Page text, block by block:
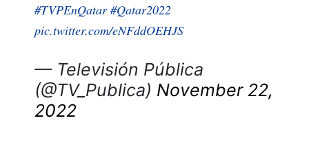
#TVPEnQatar #Qatar2022
pic.twitter.com/eNFddOEHJS
— Televisión Pública
(@TV_Publica) November 22,
2022